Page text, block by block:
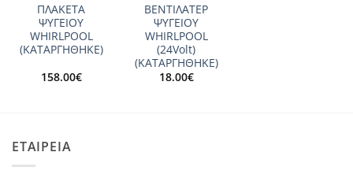
ΠΛΑΚΕΤΑ
ΨΥΓΕΙΟΥ
WHIRLPOOL
(ΚΑΤΑΡΓΗΘΗΚΕ)
158.00€
ΒΕΝΤΙΛΑΤΕΡ
ΨΥΓΕΙΟY
WHIRLPOOL
(24Volt)
(ΚΑΤΑΡΓΗΘΗΚΕ)
18.00€
ΕΤΑΙΡΕΙΑ